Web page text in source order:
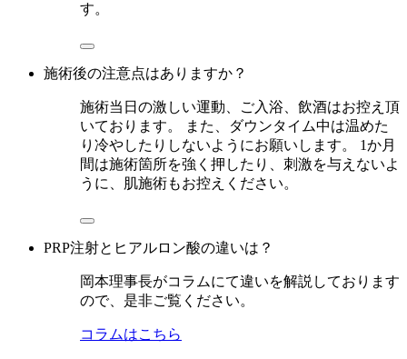
す。
施術後の注意点はありますか？
施術当日の激しい運動、ご入浴、飲酒はお控え頂
いております。 また、ダウンタイム中は温めた
り冷やしたりしないようにお願いします。 1か月
間は施術箇所を強く押したり、刺激を与えないよ
うに、肌施術もお控えください。
PRP注射とヒアルロン酸の違いは？
岡本理事長がコラムにて違いを解説しております
ので、是非ご覧ください。
コラムはこちら